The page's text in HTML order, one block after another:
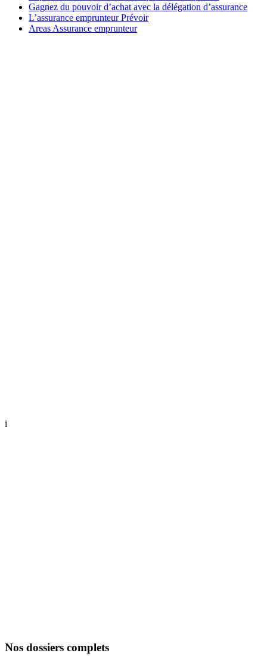
Gagnez du pouvoir d’achat avec la délégation d’assurance
L’assurance emprunteur Prévoir
Areas Assurance emprunteur
i
Nos dossiers complets